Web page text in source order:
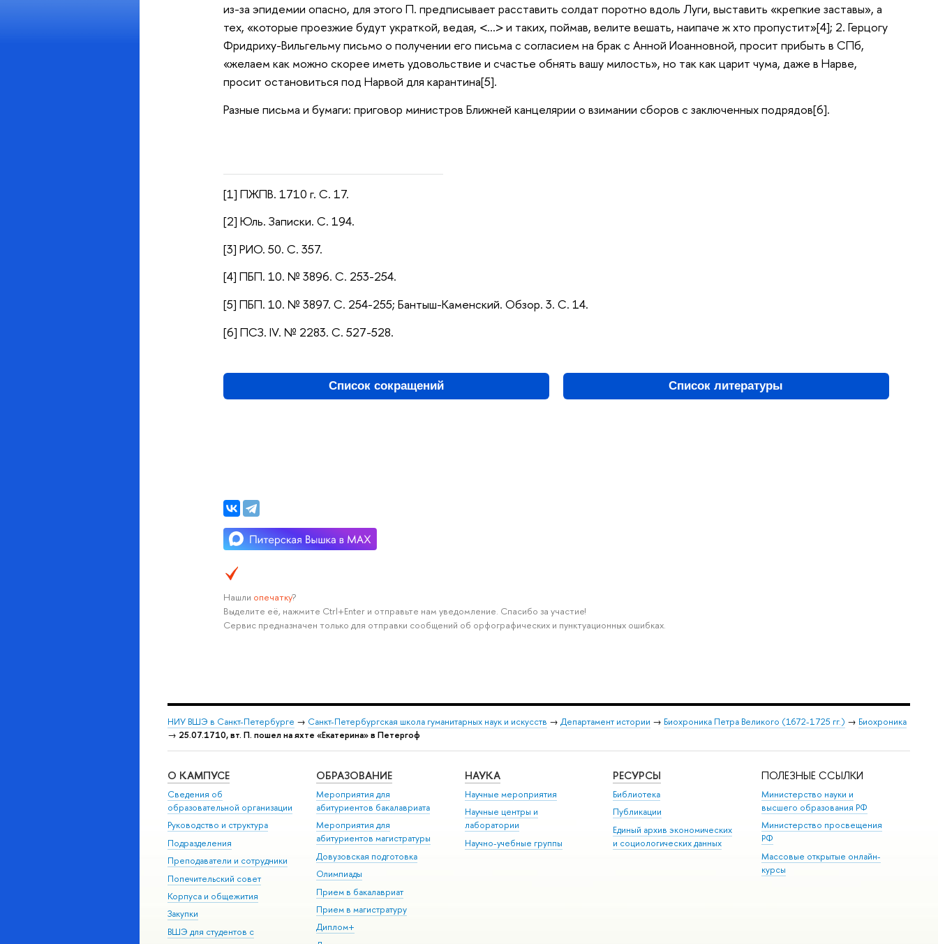
из-за эпидемии опасно, для этого П. предписывает расставить солдат поротно вдоль Луги, выставить «крепкие заставы», а
тех, «которые проезжие будут украткой, ведая, <…> и таких, поймав, велите вешать, наипаче ж хто пропустит»[4]; 2. Герцогу
Фридриху-Вильгельму письмо о получении его письма с согласием на брак с Анной Иоанновной, просит прибыть в СПб,
«желаем как можно скорее иметь удовольствие и счастье обнять вашу милость», но так как царит чума, даже в Нарве,
просит остановиться под Нарвой для карантина[5].
Разные письма и бумаги: приговор министров Ближней канцелярии о взимании сборов с заключенных подрядов[6].
[1] ПЖПВ. 1710 г. С. 17.
[2] Юль. Записки. С. 194.
[3] РИО. 50. С. 357.
[4] ПБП. 10. № 3896. С. 253-254.
[5] ПБП. 10. № 3897. С. 254-255; Бантыш-Каменский. Обзор. 3. С. 14.
[6] ПСЗ. IV. № 2283. С. 527-528.
Список сокращений Список литературы
Нашли опечатку?
Выделите её, нажмите Ctrl+Enter и отправьте нам уведомление. Спасибо за участие!
Сервис предназначен только для отправки сообщений об орфографических и пунктуационных ошибках.
НИУ ВШЭ в Санкт-Петербурге → Санкт-Петербургская школа гуманитарных наук и искусств → Департамент истории → Биохроника Петра Великого (1672-1725 гг.) → Биохроника
→ 25.07.1710, вт. П. пошел на яхте «Екатерина» в Петергоф
О КАМПУСЕ
Сведения об
образовательной организации
Руководство и структура
Подразделения
Преподаватели и сотрудники
Попечительский совет
Корпуса и общежития
Закупки
ВШЭ для студентов с
ОБРАЗОВАНИЕ
Мероприятия для
абитуриентов бакалавриата
Мероприятия для
абитуриентов магистратуры
Довузовская подготовка
Олимпиады
Прием в бакалавриат
Прием в магистратуру
Диплом+
НАУКА
Научные мероприятия
Научные центры и
лаборатории
Научно-учебные группы
РЕСУРСЫ
Библиотека
Публикации
Единый архив экономических
и социологических данных
ПОЛЕЗНЫЕ ССЫЛКИ
Министерство науки и
высшего образования РФ
Министерство просвещения
РФ
Массовые открытые онлайн-
курсы